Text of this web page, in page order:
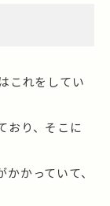
これをしてい
おり、そこに
かっていて、